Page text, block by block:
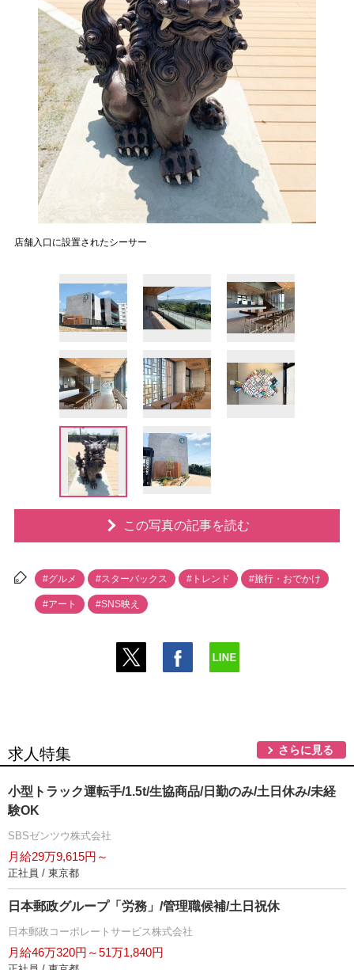
店舗入口に設置されたシーサー
この写真の記事を読む
#グルメ #スターバックス #トレンド #旅行・おでかけ
#アート #SNS映え
求人特集 さらに見る
小型トラック運転手/1.5t/生協商品/日勤のみ/土日休み/未経
験OK
SBSゼンツウ株式会社
月給29万9,615円～
正社員 / 東京都
日本郵政グループ「労務」/管理職候補/土日祝休
日本郵政コーポレートサービス株式会社
月給46万320円～51万1,840円